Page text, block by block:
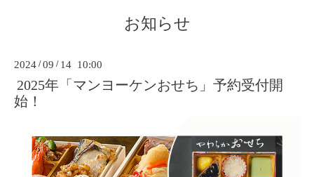
お知らせ
2024 /09 / 14 10:00
2025年「マンヨーケンおせち」予約受付開
始！